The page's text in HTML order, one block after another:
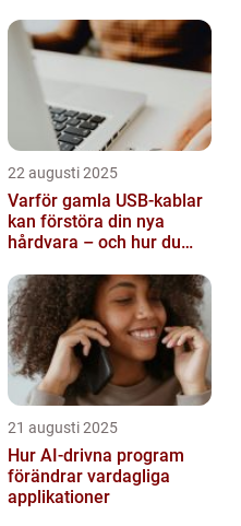
22 augusti 2025
Varför gamla USB-kablar
kan förstöra din nya
hårdvara – och hur du
21 augusti 2025
Hur AI-drivna program
förändrar vardagliga
applikationer